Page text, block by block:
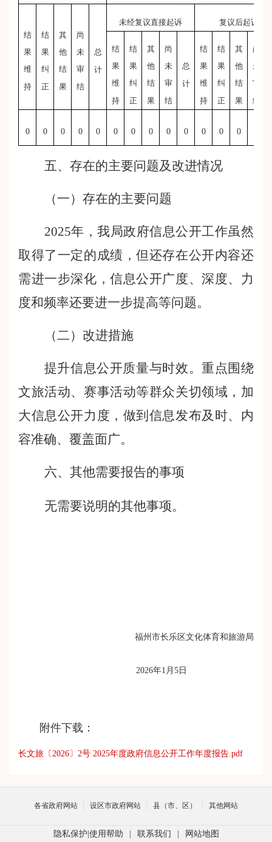
结
果
维
持
结
果
纠
正
其
他
结
果
尚
未
审
结
总
计
未经复议直接起诉 复议后起诉
结
果
维
持
结
果
纠
正
其
他
结
果
尚
未
审
结
总
计
结
果
维
持
结
果
纠
正
其
他
结
果
尚
未
审
结
0 0 0 0 0 0 0 0 0 0 0 0 0
五、存在的主要问题及改进情况
（一）存在的主要问题
2025年，我局政府信息公开工作虽然
取得了一定的成绩，但还存在公开内容还
需进一步深化，信息公开广度、深度、力
度和频率还要进一步提高等问题。
（二）改进措施
提升信息公开质量与时效。重点围绕
文旅活动、赛事活动等群众关切领域，加
大信息公开力度，做到信息发布及时、内
容准确、覆盖面广。
六、其他需要报告的事项
无需要说明的其他事项。
福州市长乐区文化体育和旅游局
2026年1月5日
附件下载：
长文旅〔2026〕2号 2025年度政府信息公开工作年度报告.pdf
各省政府网站 设区市政府网站 县（市、区） 其他网站
隐私保护 使用帮助 联系我们 网站地图